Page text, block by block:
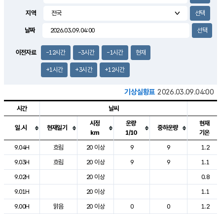
지역
날짜
이전자료 -12시간 -3시간 -1시간 현재
+1시간 +3시간 +12시간
기상실황표 2026.03.09.04:00
도시별 기상실황표로 지점, 날씨, 기온, 강수, 바람, 기압등을 안내한 표입
시간 날씨
일.시 현재일기
시정
km
운량
1/10
중하운량
현재
기온
9.04H
흐림 20 이상 9 9
1.2
9.03H
흐림 20 이상 9 9
1.1
9.02H
20 이상
0.8
9.01H
20 이상
1.1
9.00H
맑음 20 이상 0 0
1.2